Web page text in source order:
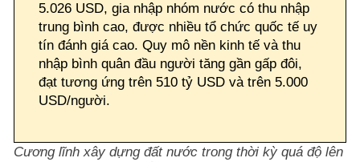
5.026 USD, gia nhập nhóm nước có thu nhập
trung bình cao, được nhiều tổ chức quốc tế uy
tín đánh giá cao. Quy mô nền kinh tế và thu
nhập bình quân đầu người tăng gần gấp đôi,
đạt tương ứng trên 510 tỷ USD và trên 5.000
USD/người.
Cương lĩnh xây dựng đất nước trong thời kỳ quá độ lên